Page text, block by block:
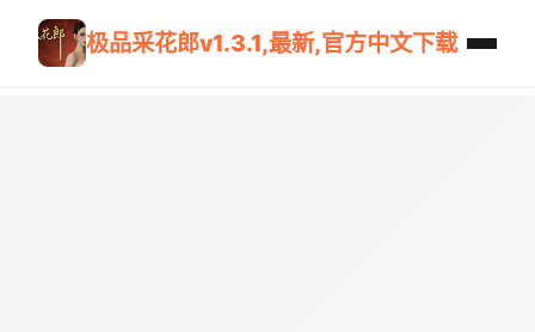
极品采花郎v1.3.1,最新,官方中文下载